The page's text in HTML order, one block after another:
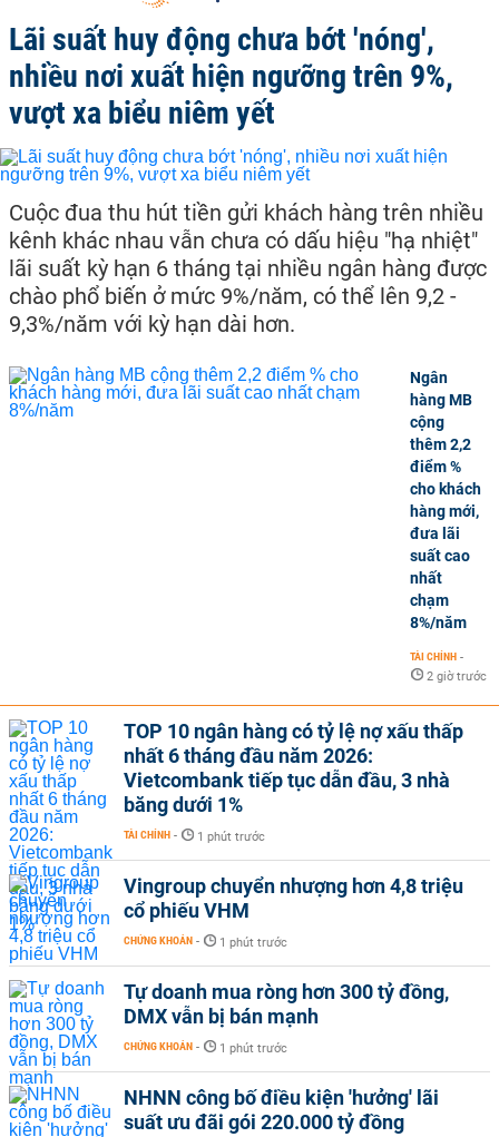
Lãi suất huy động chưa bớt 'nóng',
nhiều nơi xuất hiện ngưỡng trên 9%,
vượt xa biểu niêm yết
Cuộc đua thu hút tiền gửi khách hàng trên nhiều
kênh khác nhau vẫn chưa có dấu hiệu "hạ nhiệt"
lãi suất kỳ hạn 6 tháng tại nhiều ngân hàng được
chào phổ biến ở mức 9%/năm, có thể lên 9,2 -
9,3%/năm với kỳ hạn dài hơn.
Ngân
hàng MB
cộng
thêm 2,2
điểm %
cho khách
hàng mới,
đưa lãi
suất cao
nhất
chạm
8%/năm
TÀI CHÍNH -
2 giờ trước
TOP 10 ngân hàng có tỷ lệ nợ xấu thấp
nhất 6 tháng đầu năm 2026:
Vietcombank tiếp tục dẫn đầu, 3 nhà
băng dưới 1%
TÀI CHÍNH - 1 phút trước
Vingroup chuyển nhượng hơn 4,8 triệu
cổ phiếu VHM
CHỨNG KHOÁN - 1 phút trước
Tự doanh mua ròng hơn 300 tỷ đồng,
DMX vẫn bị bán mạnh
CHỨNG KHOÁN - 1 phút trước
NHNN công bố điều kiện 'hưởng' lãi
suất ưu đãi gói 220.000 tỷ đồng